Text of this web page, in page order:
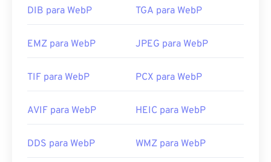
DIB para WebP TGA para WebP
EMZ para WebP JPEG para WebP
TIF para WebP PCX para WebP
AVIF para WebP HEIC para WebP
DDS para WebP WMZ para WebP